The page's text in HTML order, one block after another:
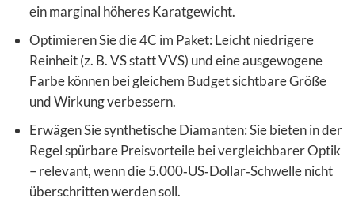
ein marginal höheres Karatgewicht.
Optimieren Sie die 4C im Paket: Leicht niedrigere
Reinheit (z. B. VS statt VVS) und eine ausgewogene
Farbe können bei gleichem Budget sichtbare Größe
und Wirkung verbessern.
Erwägen Sie synthetische Diamanten: Sie bieten in der
Regel spürbare Preisvorteile bei vergleichbarer Optik
– relevant, wenn die 5.000‑US‑Dollar‑Schwelle nicht
überschritten werden soll.